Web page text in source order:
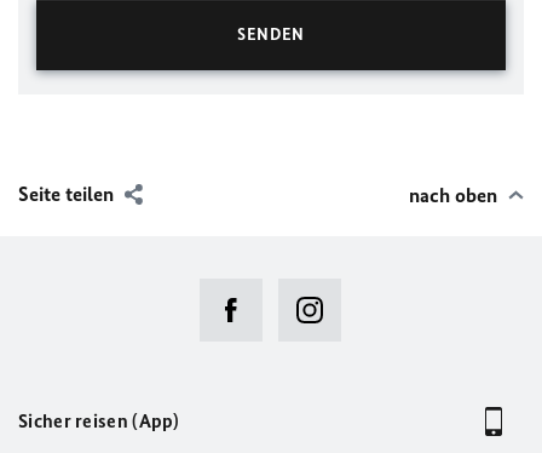
Seite teilen nach oben
Sicher reisen (App)